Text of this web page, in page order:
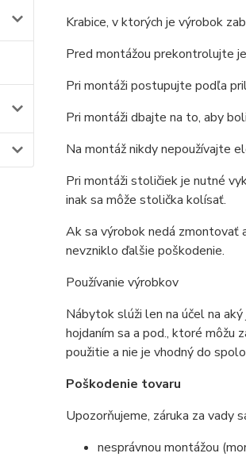
Krabice, v ktorých je výrobok
Pred montážou prekontrolujte
Pri montáži postupujte podľa
Pri montáži dbajte na to, aby
Na montáž nikdy nepoužívajte
Pri montáži stoličiek je nutné
inak sa môže stolička kolísať.
Ak sa výrobok nedá zmontovať
nevzniklo ďalšie poškodenie.
Používanie výrobkov
Nábytok slúži len na účel na
hojdaním sa a pod., ktoré môžu
použitie a nie je vhodný do
Poškodenie tovaru
Upozorňujeme, záruka za vady
nesprávnou montážou